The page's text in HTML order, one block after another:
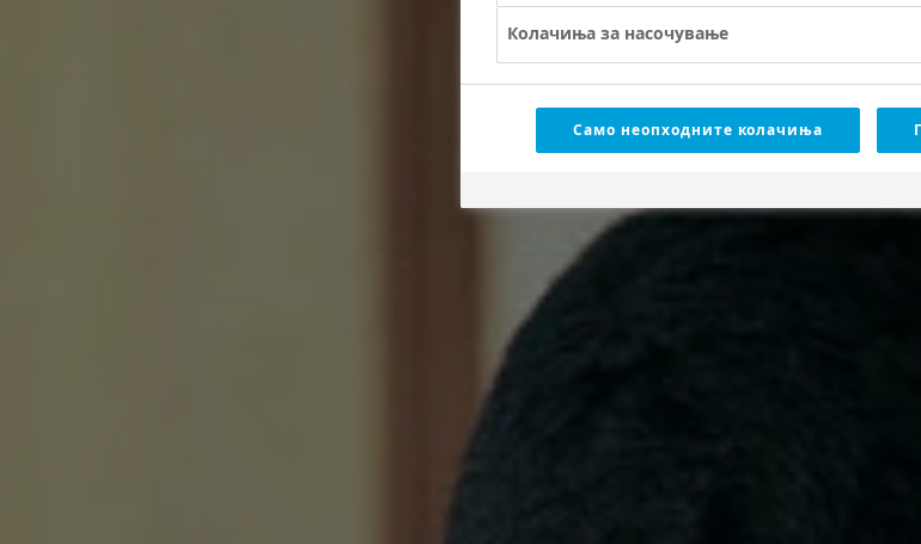
Колачиња за насочување
Само неопходните колачиња